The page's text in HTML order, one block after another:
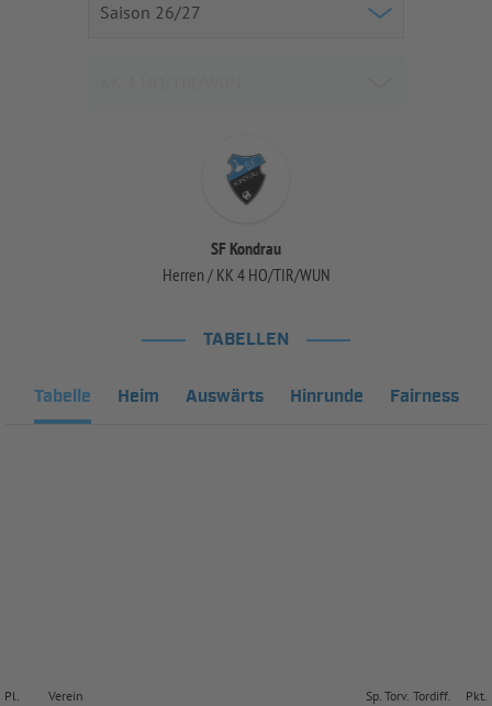
SF Kondrau
Herren / KK 4 HO/TIR/WUN
TABELLEN
Tabelle Heim Auswärts Hinrunde Fairness
Pl. Verein Sp. Torv. Tordiff. Pkt.